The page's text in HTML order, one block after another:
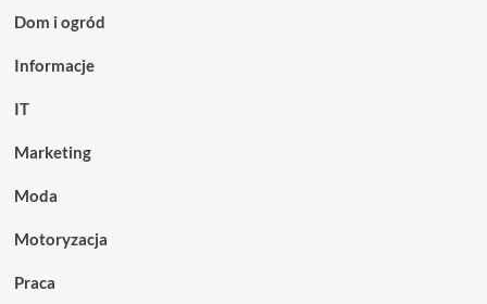
Dom i ogród
Informacje
IT
Marketing
Moda
Motoryzacja
Praca